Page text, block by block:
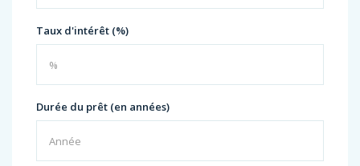
Taux d'intérêt (%)
Durée du prêt (en années)